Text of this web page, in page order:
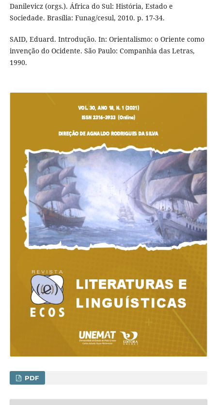
Danilevicz (orgs.). África do Sul: História, Estado e
Sociedade. Brasília: Funag/cesul, 2010. p. 17-34.
SAID, Eduard. Introdução. In: Orientalismo: o Oriente como
invenção do Ocidente. São Paulo: Companhia das Letras,
1990.
PDF